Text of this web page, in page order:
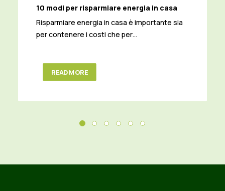
10 modi per risparmiare energia in casa
Risparmiare energia in casa è importante sia
per contenere i costi che per…
READ MORE